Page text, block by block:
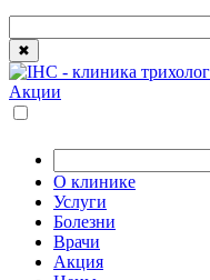
✖
Акции
О клинике
Услуги
Болезни
Врачи
Акция